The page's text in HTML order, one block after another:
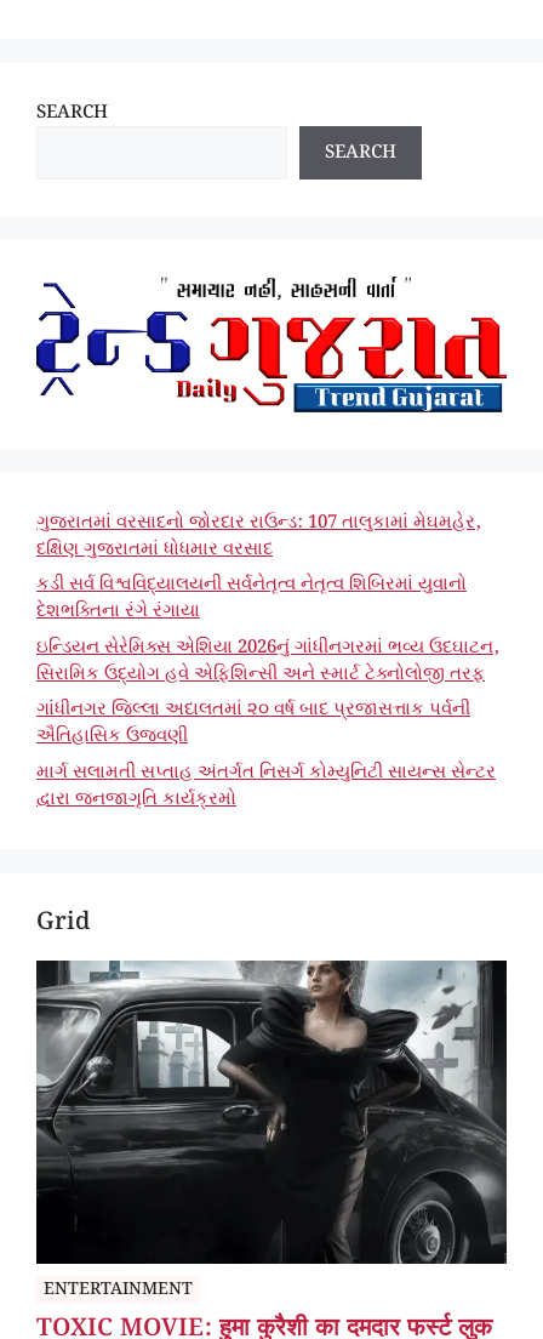
SEARCH
SEARCH
ગુજરાતમાં વરસાદનો જોરદાર રાઉન્ડ: 107 તાલુકામાં મેઘમહેર,
દક્ષિણ ગુજરાતમાં ધોધમાર વરસાદ
કડી સર્વ વિશ્વવિદ્યાલયની સર્વનેતૃત્વ નેતૃત્વ શિબિરમાં યુવાનો
દેશભક્તિના રંગે રંગાયા
ઇન્ડિયન સેરેમિક્સ એશિયા 2026નું ગાંધીનગરમાં ભવ્ય ઉદઘાટન,
સિરામિક ઉદ્યોગ હવે એફિશિન્સી અને સ્માર્ટ ટેક્નોલોજી તરફ
ગાંધીનગર જિલ્લા અદાલતમાં ૨૦ વર્ષ બાદ પ્રજાસત્તાક પર્વની
ઐતિહાસિક ઉજવણી
માર્ગ સલામતી સપ્તાહ અંતર્ગત નિસર્ગ કોમ્યુનિટી સાયન્સ સેન્ટર
દ્વારા જનજાગૃતિ કાર્યક્રમો
Grid
ENTERTAINMENT
TOXIC MOVIE: हुमा कुरैशी का दमदार फर्स्ट लुक